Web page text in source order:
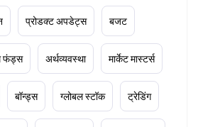
प्रोडक्ट अपडेट्स बजट
फंड्स अर्थव्यवस्था मार्केट मास्टर्स
बॉन्ड्स ग्लोबल स्टॉक ट्रेडिंग